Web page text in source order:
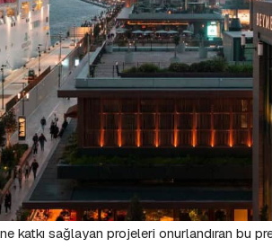
katkı sağlayan projeleri onurlandıran bu